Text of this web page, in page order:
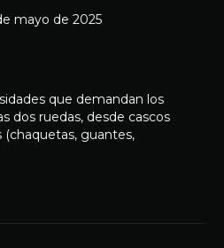
mayo de 2025
que demandan los
dos ruedas, desde cascos
guantes,